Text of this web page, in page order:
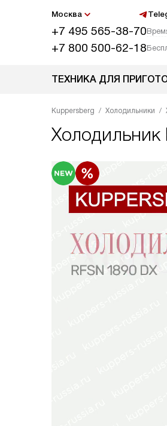
Москва
+7 495 565-38-70
+7 800 500-62-18
ТЕХНИКА ДЛЯ
Kuppersberg Холодильники
Холодильник